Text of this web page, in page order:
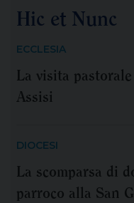
Hic et Nunc
ECCLESIA
La visita
Assisi
DIOCESI
La scomparsa di
parroco alla San